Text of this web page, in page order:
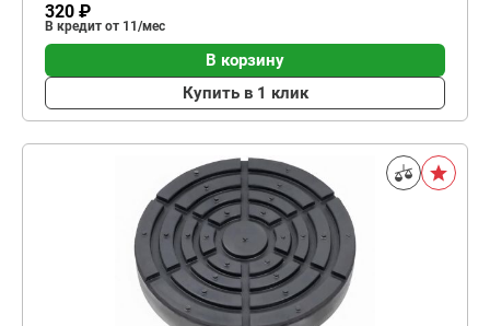
320 ₽
В кредит от 11/мес
В корзину
Купить в 1 клик